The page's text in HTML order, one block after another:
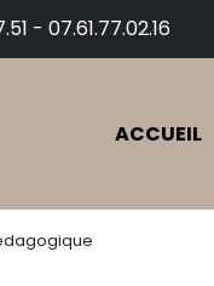
- 07.61.77.02.16
ACCUEIL